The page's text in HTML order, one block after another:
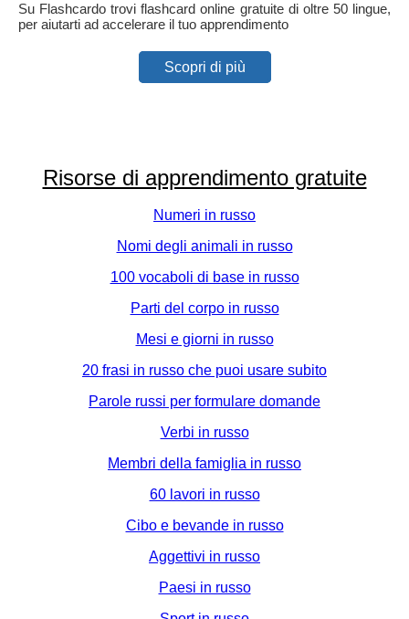
Su Flashcardo trovi flashcard online gratuite di oltre 50 lingue,
per aiutarti ad accelerare il tuo apprendimento
Scopri di più
Risorse di apprendimento gratuite
Numeri in russo
Nomi degli animali in russo
100 vocaboli di base in russo
Parti del corpo in russo
Mesi e giorni in russo
20 frasi in russo che puoi usare subito
Parole russi per formulare domande
Verbi in russo
Membri della famiglia in russo
60 lavori in russo
Cibo e bevande in russo
Aggettivi in russo
Paesi in russo